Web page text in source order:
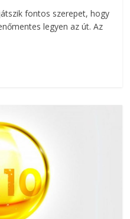
fontos szerepet, hogy
legyen az út. Az